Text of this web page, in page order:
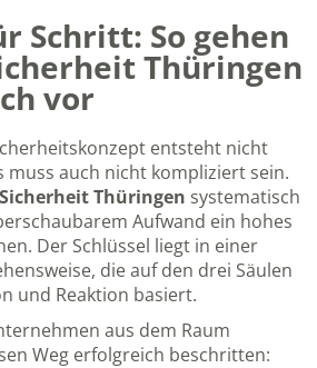
Schritt: So gehen
Thüringen
vor
entsteht nicht
muss auch nicht kompliziert sein.
Thüringen systematisch
Aufwand ein hohes
Der Schlüssel liegt in einer
die auf den drei Säulen
und Reaktion basiert.
aus dem Raum
Weg erfolgreich beschritten: